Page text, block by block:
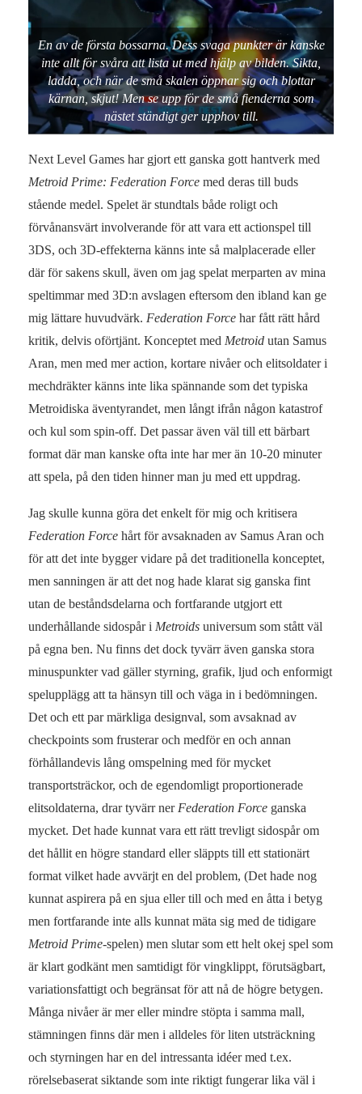
En av de första bossarna. Dess svaga punkter är kanske
inte allt för svåra att lista ut med hjälp av bilden. Sikta,
ladda, och när de små skalen öppnar sig och blottar
kärnan, skjut! Men se upp för de små fienderna som
nästet ständigt ger upphov till.
Next Level Games har gjort ett ganska gott hantverk med
Metroid Prime: Federation Force med deras till buds
stående medel. Spelet är stundtals både roligt och
förvånansvärt involverande för att vara ett actionspel till
3DS, och 3D-effekterna känns inte så malplacerade eller
där för sakens skull, även om jag spelat merparten av mina
speltimmar med 3D:n avslagen eftersom den ibland kan ge
mig lättare huvudvärk. Federation Force har fått rätt hård
kritik, delvis oförtjänt. Konceptet med Metroid utan Samus
Aran, men med mer action, kortare nivåer och elitsoldater i
mechdräkter känns inte lika spännande som det typiska
Metroidiska äventyrandet, men långt ifrån någon katastrof
och kul som spin-off. Det passar även väl till ett bärbart
format där man kanske ofta inte har mer än 10-20 minuter
att spela, på den tiden hinner man ju med ett uppdrag.
Jag skulle kunna göra det enkelt för mig och kritisera
Federation Force hårt för avsaknaden av Samus Aran och
för att det inte bygger vidare på det traditionella konceptet,
men sanningen är att det nog hade klarat sig ganska fint
utan de beståndsdelarna och fortfarande utgjort ett
underhållande sidospår i Metroids universum som stått väl
på egna ben. Nu finns det dock tyvärr även ganska stora
minuspunkter vad gäller styrning, grafik, ljud och enformigt
spelupplägg att ta hänsyn till och väga in i bedömningen.
Det och ett par märkliga designval, som avsaknad av
checkpoints som frusterar och medför en och annan
förhållandevis lång omspelning med för mycket
transportsträckor, och de egendomligt proportionerade
elitsoldaterna, drar tyvärr ner Federation Force ganska
mycket. Det hade kunnat vara ett rätt trevligt sidospår om
det hållit en högre standard eller släppts till ett stationärt
format vilket hade avvärjt en del problem, (Det hade nog
kunnat aspirera på en sjua eller till och med en åtta i betyg
men fortfarande inte alls kunnat mäta sig med de tidigare
Metroid Prime-spelen) men slutar som ett helt okej spel som
är klart godkänt men samtidigt för vingklippt, förutsägbart,
variationsfattigt och begränsat för att nå de högre betygen.
Många nivåer är mer eller mindre stöpta i samma mall,
stämningen finns där men i alldeles för liten utsträckning
och styrningen har en del intressanta idéer med t.ex.
rörelsebaserat siktande som inte riktigt fungerar lika väl i